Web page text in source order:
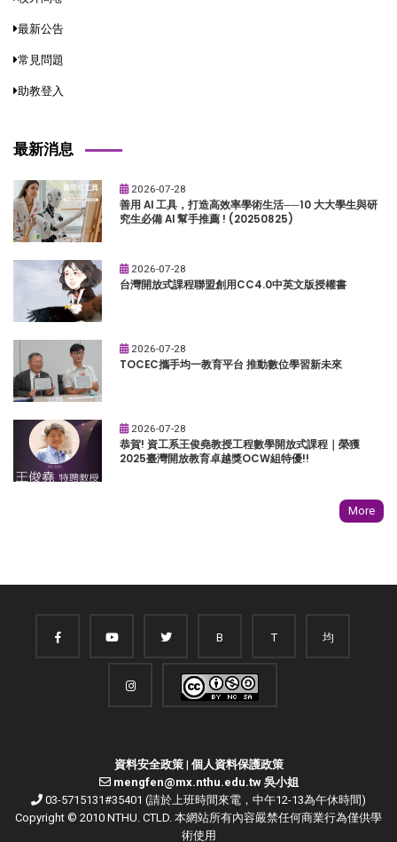
最新公告
常見問題
助教登入
最新消息
2026-07-28
善用 AI 工具，打造高效率學術生活──10 大大學生與研
究生必備 AI 幫手推薦 ! (20250825)
2026-07-28
台灣開放式課程聯盟創用CC4.0中英文版授權書
2026-07-28
TOCEC攜手均一教育平台 推動數位學習新未來
2026-07-28
恭賀! 資工系王俊堯教授工程數學開放式課程｜榮獲
2025臺灣開放教育卓越獎OCW組特優!!
More
B T 均
資料安全政策| 個人資料保護政策
mengfen@mx.nthu.edu.tw 吳小姐
03-5715131#35401 (請於上班時間來電，中午12-13為午休時間)
Copyright © 2010 NTHU. CTLD. 本網站所有內容嚴禁任何商業行為僅供學
術使用